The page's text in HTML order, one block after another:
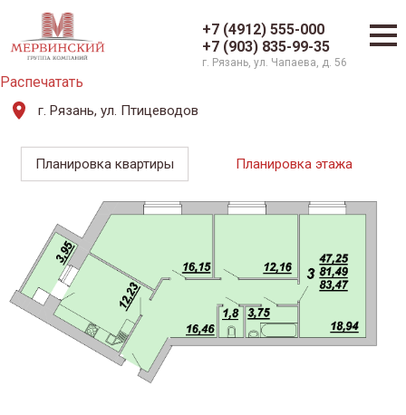
+7 (4912) 555-000
+7 (903) 835-99-35
г. Рязань, ул. Чапаева, д. 56
Распечатать
г. Рязань, ул. Птицеводов
Планировка квартиры Планировка этажа